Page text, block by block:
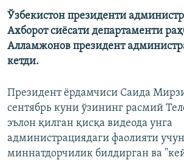
Ўзбекистон президенти
Ахборот сиёсати департаменти
Алламжонов президент
кетди.
Президент ёрдамчиси Саида
сентябрь куни ўзининг расмий
эълон қилган қисқа видеода унга
администрациядаги фаолияти учун
миннатдорчилик билдирган ва